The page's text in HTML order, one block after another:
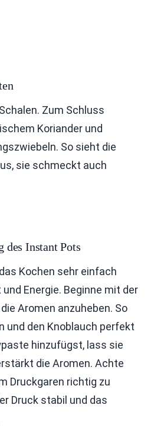
Zum Schluss
Koriander und
So sieht die
sie schmeckt auch
des Instant Pots
Kochen sehr einfach
Energie. Beginne mit der
Aromen anzuheben. So
und den Knoblauch perfekt
hinzufügst, lass sie
die Aromen. Achte
Druckgaren richtig zu
Druck stabil und das